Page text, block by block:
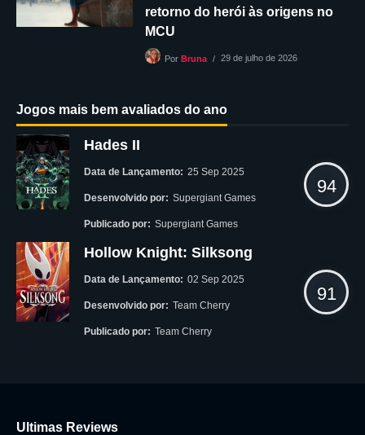
retorno do herói às origens no
MCU
PorBruna 29 de julho de 2026
Jogos mais bem avaliados do ano
Hades II
Data de Lançamento: 25 Sep 2025
Desenvolvido por: Supergiant Games
Publicado por: Supergiant Games
94
Hollow Knight: Silksong
Data de Lançamento: 02 Sep 2025
Desenvolvido por: Team Cherry
Publicado por: Team Cherry
91
Ultimas Reviews